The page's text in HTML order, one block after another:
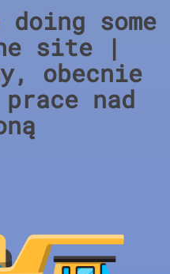
some
site |
obecnie
prace nad